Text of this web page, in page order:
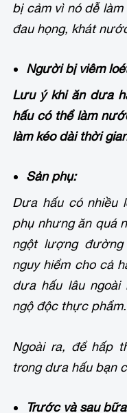
bị cảm vì nó dễ
đau họng, khát
Người bị viêm
Lưu ý khi ăn dưa
hấu có thể làm
làm kéo dài thời
Sản phụ:
Dưa hấu có nhiều
phụ nhưng ăn quá
ngột lượng
nguy hiểm cho cả
dưa hấu lâu ngoài
ngộ độc thực phẩm.
Ngoài ra, để hấp
trong dưa hấu bạn
Trước và sau